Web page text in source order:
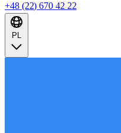
+48 (22) 670 42 22